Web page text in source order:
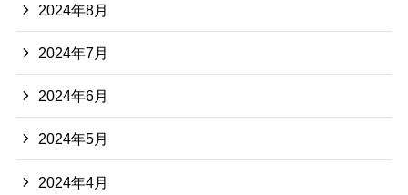
2024年8月
2024年7月
2024年6月
2024年5月
2024年4月